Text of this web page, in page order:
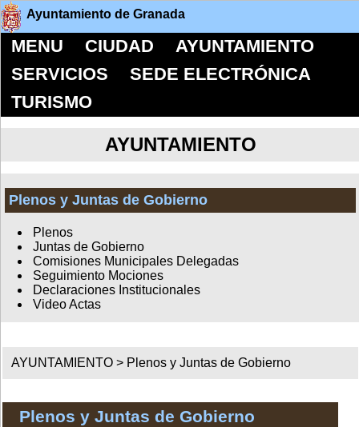
Ayuntamiento de Granada
MENU CIUDAD
AYUNTAMIENTO
SERVICIOS
SEDE ELECTRÓNICA
TURISMO
AYUNTAMIENTO
Plenos y Juntas de Gobierno
Plenos
Juntas de Gobierno
Comisiones Municipales Delegadas
Seguimiento Mociones
Declaraciones Institucionales
Video Actas
AYUNTAMIENTO > Plenos y Juntas de Gobierno
Plenos y Juntas de Gobierno